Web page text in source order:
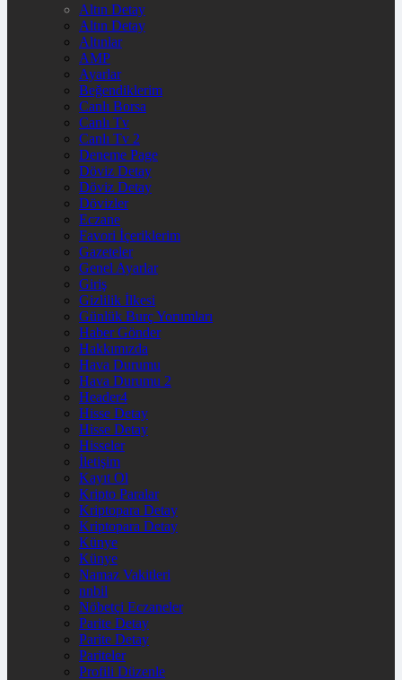
Altın Detay
Altın Detay
Altınlar
AMP
Ayarlar
Beğendiklerim
Canlı Borsa
Canlı Tv
Canlı Tv 2
Deneme Page
Döviz Detay
Döviz Detay
Dövizler
Eczane
Favori İçeriklerim
Gazeteler
Genel Ayarlar
Giriş
Gizlilik İlkesi
Günlük Burç Yorumları
Haber Gönder
Hakkımızda
Hava Durumu
Hava Durumu 2
Header4
Hisse Detay
Hisse Detay
Hisseler
İletişim
Kayıt Ol
Kripto Paralar
Kriptopara Detay
Kriptopara Detay
Künye
Künye
Namaz Vakitleri
nnbil
Nöbetçi Eczaneler
Parite Detay
Parite Detay
Pariteler
Profili Düzenle